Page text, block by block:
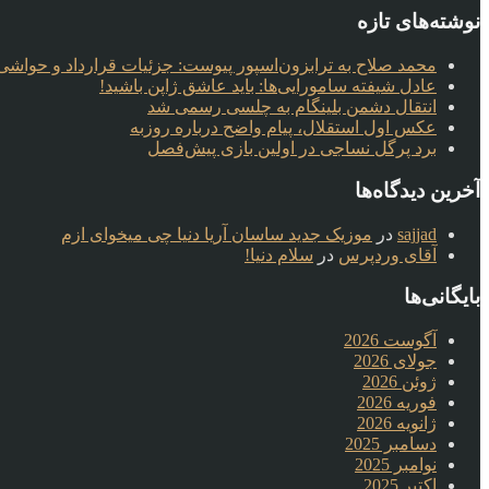
نوشته‌های تازه
محمد صلاح به ترابزون‌اسپور پیوست: جزئیات قرارداد و حواشی
عادل شیفته سامورایی‌ها: باید عاشق ژاپن باشید!
انتقال دشمن بلینگام به چلسی رسمی شد
عکس اول استقلال، پیام واضح درباره روزبه
برد پرگل نساجی در اولین بازی پیش‌فصل
آخرین دیدگاه‌ها
sajjad در موزیک جدید ساسان آریا دنیا چی میخوای ازم
آقای وردپرس در سلام دنیا!
بایگانی‌ها
آگوست 2026
جولای 2026
ژوئن 2026
فوریه 2026
ژانویه 2026
دسامبر 2025
نوامبر 2025
اکتبر 2025